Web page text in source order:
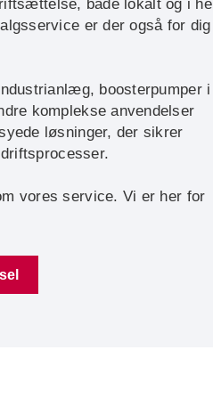
både lokalt og i
er der også for dig
boosterpumper i
komplekse anvendelser
løsninger, der sikrer
vores service. Vi er her for